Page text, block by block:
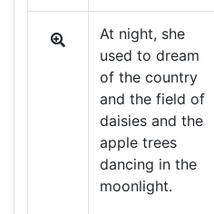
At night, she
used to dream
of the country
and the field of
daisies and the
apple trees
dancing in the
moonlight.